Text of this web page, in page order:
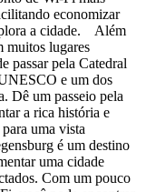
economizar
a cidade. Além
muitos lugares
passar pela Catedral
e um dos
Dê um passeio pela
a rica história e
uma vista
é um destino
uma cidade
Com um pouco